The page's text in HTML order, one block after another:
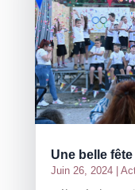
Une belle
Juin 26, 2024|